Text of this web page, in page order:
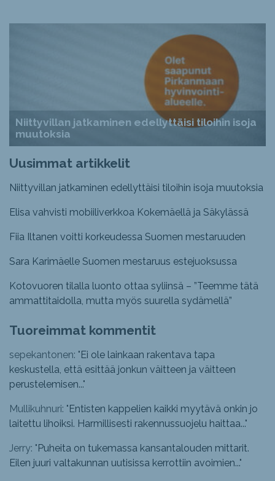
Niittyvillan jatkaminen edellyttäisi tiloihin isoja
muutoksia
Uusimmat artikkelit
Niittyvillan jatkaminen edellyttäisi tiloihin isoja muutoksia
Elisa vahvisti mobiiliverkkoa Kokemäellä ja Säkylässä
Fiia Iltanen voitti korkeudessa Suomen mestaruuden
Sara Karimäelle Suomen mestaruus estejuoksussa
Kotovuoren tilalla luonto ottaa syliinsä – ”Teemme tätä
ammattitaidolla, mutta myös suurella sydämellä”
Tuoreimmat kommentit
sepekantonen: " Ei ole lainkaan rakentava tapa
keskustella, että esittää jonkun väitteen ja väitteen
perustelemisen..."
Mullikuhnuri: " Entisten kappelien kaikki myytävä onkin jo
laitettu lihoiksi. Harmillisesti rakennussuojelu haittaa..."
Jerry: " Puheita on tukemassa kansantalouden mittarit.
Eilen juuri valtakunnan uutisissa kerrottiin avoimien..."